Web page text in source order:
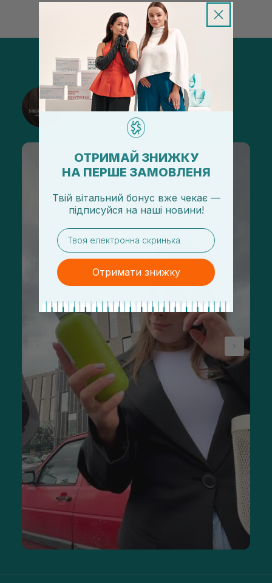
@sisters_stelmakh в Instagram
ОТРИМАЙ ЗНИЖКУ
НА ПЕРШЕ ЗАМОВЛЕНЯ
Твій вітальний бонус вже чекає —
підписуйся на наші новини!
email
Отримати знижку